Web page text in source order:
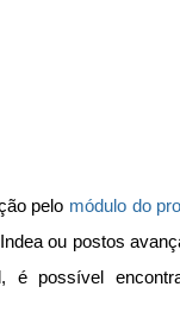
pelo módulo do
ou postos
é possível